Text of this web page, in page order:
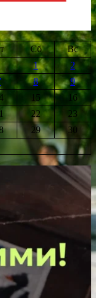
Сб
Вс
1
2
8
9
15
16
22
23
29
30